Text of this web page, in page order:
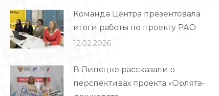
Команда Центра презентовала
итоги работы по проекту РАО
12.02.2026
В Липецке рассказали о
перспективах проекта «Орлята-